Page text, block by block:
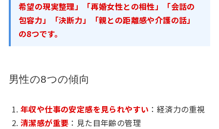
希望の現実整理」「再婚女性との相性」「会話の
包容力」「決断力」「親との距離感や介護の話」
の8つです。
男性の8つの傾向
年収や仕事の安定感を見られやすい ：経済力の重視
清潔感が重要 ：見た目年齢の管理